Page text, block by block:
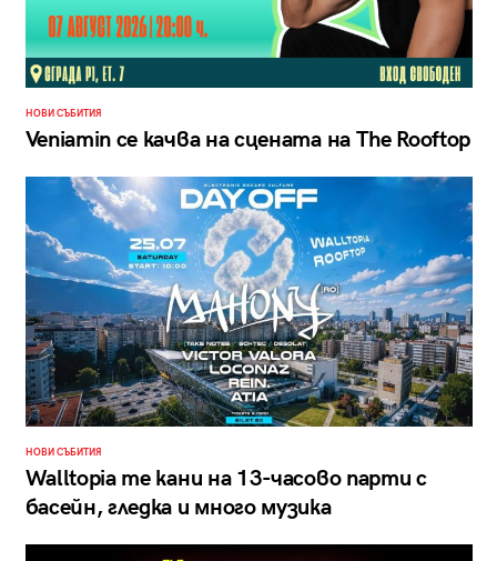
НОВИ СЪБИТИЯ
Veniamin се качва на сцената на The Rooftop
НОВИ СЪБИТИЯ
Walltopia те кани на 13-часово парти с
басейн, гледка и много музика